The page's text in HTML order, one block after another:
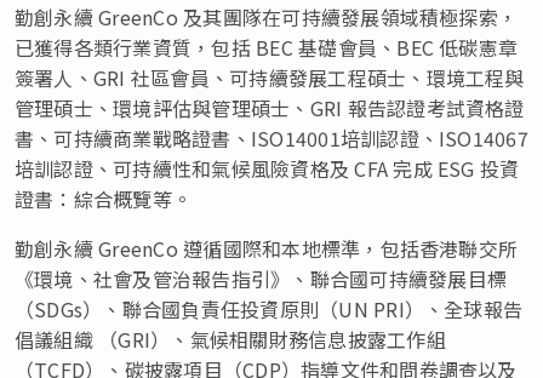
勤創永續 GreenCo 及其團隊在可持續發展領域積極探索，
已獲得各類行業資質，包括 BEC 基礎會員、BEC 低碳憲章
簽署人、GRI 社區會員、可持續發展工程碩士、環境工程與
管理碩士、環境評估與管理碩士、GRI 報告認證考試資格證
書、可持續商業戰略證書、ISO14001培訓認證、ISO14067
培訓認證、可持續性和氣候風險資格及 CFA 完成 ESG 投資
證書：綜合概覽等。
勤創永續 GreenCo 遵循國際和本地標準，包括香港聯交所
《環境、社會及管治報告指引》、聯合國可持續發展目標
（SDGs）、聯合國負責任投資原則（UN PRI）、全球報告
倡議組織
（GRI）
、氣候相關財務信息披露工作組
（TCFD）、碳披露項目（CDP）指導文件和問卷調查以及